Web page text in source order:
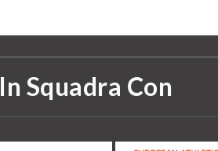
In Squadra Con